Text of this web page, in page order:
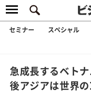
セミナー スペシャル
急成長するベトナ
後アジアは世界